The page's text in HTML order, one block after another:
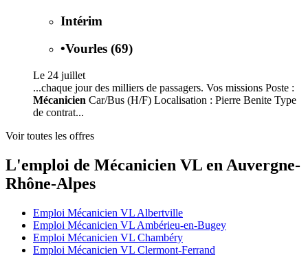
Intérim
•Vourles (69)
Le 24 juillet
...chaque jour des milliers de passagers. Vos missions Poste :
Mécanicien Car/Bus (H/F) Localisation : Pierre Benite Type
de contrat...
Voir toutes les offres
L'emploi de Mécanicien VL en Auvergne-
Rhône-Alpes
Emploi Mécanicien VL Albertville
Emploi Mécanicien VL Ambérieu-en-Bugey
Emploi Mécanicien VL Chambéry
Emploi Mécanicien VL Clermont-Ferrand